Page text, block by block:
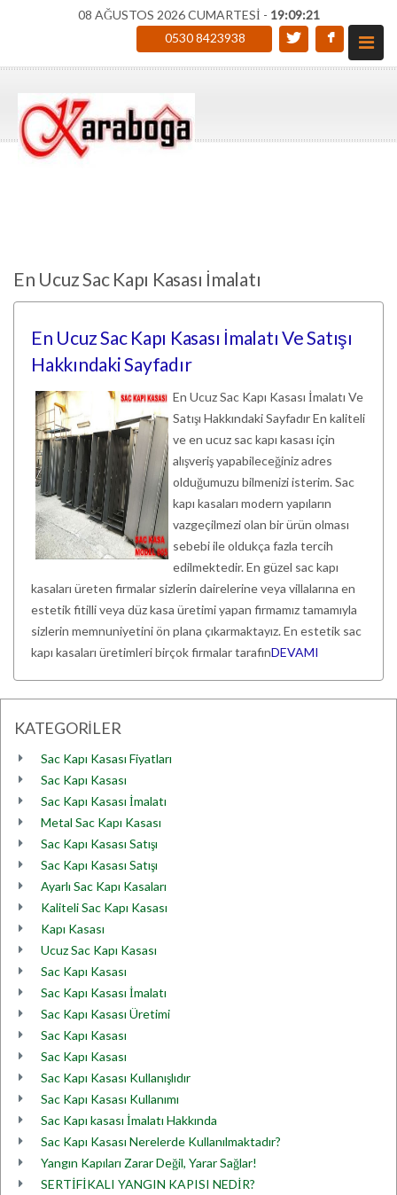
08 AĞUSTOS 2026 CUMARTESİ - 19:09:22
0530 8423938
En Ucuz Sac Kapı Kasası İmalatı
En Ucuz Sac Kapı Kasası İmalatı Ve Satışı
Hakkındaki Sayfadır
En Ucuz Sac Kapı Kasası İmalatı Ve
Satışı Hakkındaki Sayfadır En kaliteli
ve en ucuz sac kapı kasası için
alışveriş yapabileceğiniz adres
olduğumuzu bilmenizi isterim. Sac
kapı kasaları modern yapıların
vazgeçilmezi olan bir ürün olması
sebebi ile oldukça fazla tercih
edilmektedir. En güzel sac kapı
kasaları üreten firmalar sizlerin dairelerine veya villalarına en
estetik fitilli veya düz kasa üretimi yapan firmamız tamamıyla
sizlerin memnuniyetini ön plana çıkarmaktayız. En estetik sac
kapı kasaları üretimleri birçok firmalar tarafınDEVAMI
KATEGORİLER
Sac Kapı Kasası Fiyatları
Sac Kapı Kasası
Sac Kapı Kasası İmalatı
Metal Sac Kapı Kasası
Sac Kapı Kasası Satışı
Sac Kapı Kasası Satışı
Ayarlı Sac Kapı Kasaları
Kaliteli Sac Kapı Kasası
Kapı Kasası
Ucuz Sac Kapı Kasası
Sac Kapı Kasası
Sac Kapı Kasası İmalatı
Sac Kapı Kasası Üretimi
Sac Kapı Kasası
Sac Kapı Kasası
Sac Kapı Kasası Kullanışlıdır
Sac Kapı Kasası Kullanımı
Sac Kapı kasası İmalatı Hakkında
Sac Kapı Kasası Nerelerde Kullanılmaktadır?
Yangın Kapıları Zarar Değil, Yarar Sağlar!
SERTİFİKALI YANGIN KAPISI NEDİR?